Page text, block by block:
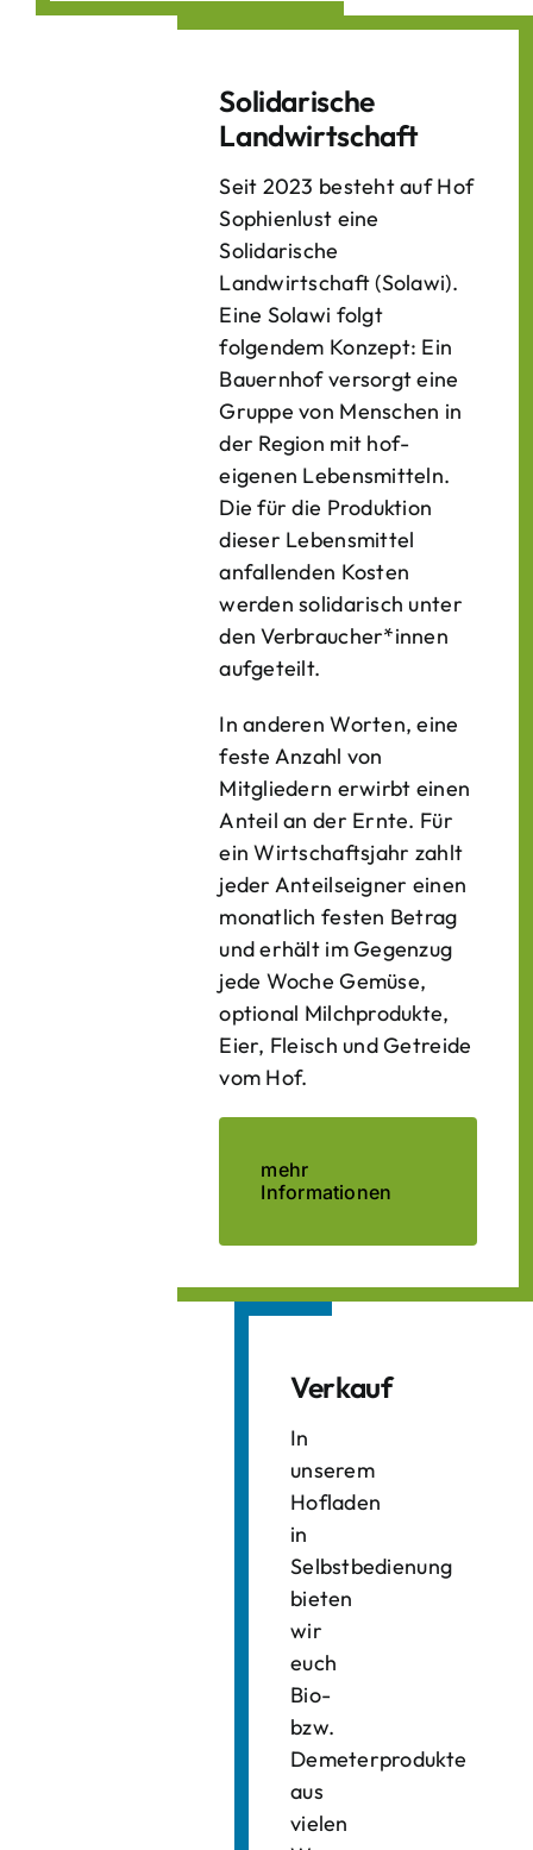
Solidarische
Landwirtschaft
Seit 2023 besteht auf Hof
Sophienlust eine
Solidarische
Landwirtschaft (Solawi).
Eine Solawi folgt
folgendem Konzept: Ein
Bauern­hof versorgt eine
Gruppe von Menschen in
der Region mit hof­
eigenen Lebens­mitteln.
Die für die Produktion
dieser Lebens­mittel
anfallenden Kosten
werden solidarisch unter
den Verbraucher*­innen
aufgeteilt.
In anderen Worten, eine
feste Anzahl von
Mitgliedern erwirbt einen
Anteil an der Ernte. Für
ein Wirtschaftsjahr zahlt
jeder Anteilseigner einen
monatlich festen Betrag
und erhält im Gegenzug
jede Woche Gemüse,
optional Milchprodukte,
Eier, Fleisch und Getreide
vom Hof.
mehr
Informationen
Verkauf
In
unserem
Hofladen
in
Selbstbedienung
bieten
wir
euch
Bio-
bzw.
Demeterprodukte
aus
vielen